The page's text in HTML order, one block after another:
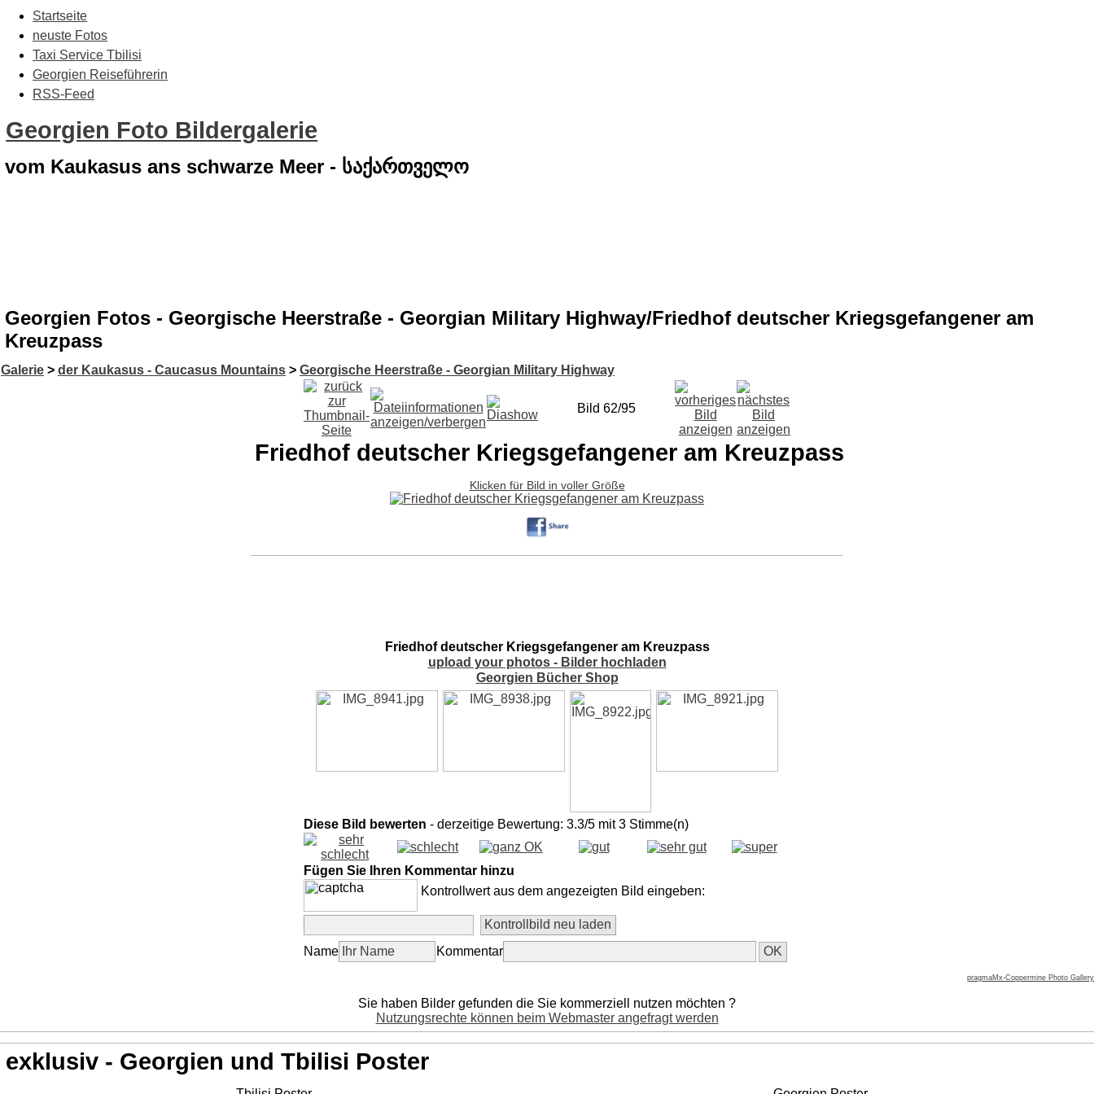
Startseite
neuste Fotos
Taxi Service Tbilisi
Georgien Reiseführerin
RSS-Feed
Georgien Foto Bildergalerie
vom Kaukasus ans schwarze Meer - საქართველო
Georgien Fotos - Georgische Heerstraße - Georgian Military Highway/Friedhof deutscher Kriegsgefangener am
Kreuzpass
Galerie > der Kaukasus - Caucasus Mountains > Georgische Heerstraße - Georgian Military Highway
Bild 62/95
Friedhof deutscher Kriegsgefangener am Kreuzpass
Klicken für Bild in voller Größe
Friedhof deutscher Kriegsgefangener am Kreuzpass
upload your photos - Bilder hochladen
Georgien Bücher Shop
Diese Bild bewerten - derzeitige Bewertung: 3.3/5 mit 3 Stimme(n)
Fügen Sie Ihren Kommentar hinzu
Kontrollwert aus dem angezeigten Bild eingeben:
Name Kommentar
pragmaMx-Coppermine Photo Gallery
Sie haben Bilder gefunden die Sie kommerziell nutzen möchten ?
Nutzungsrechte können beim Webmaster angefragt werden
exklusiv - Georgien und Tbilisi Poster